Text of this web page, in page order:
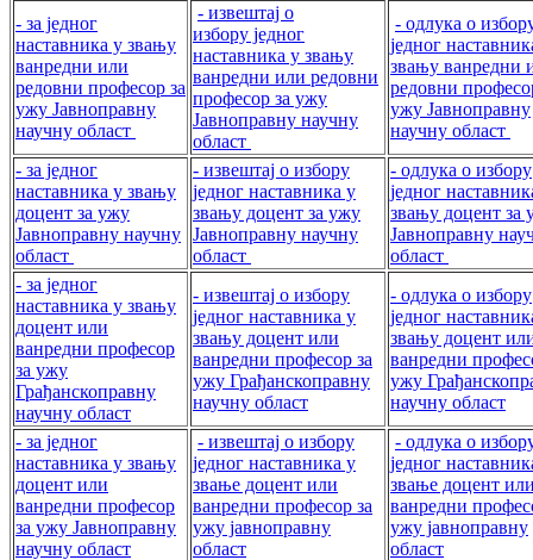
- за једног
наставника у звању
ванредни или
редовни професор за
ужу Јавноправну
научну област
- извештај о
избору једног
наставника у звању
ванредни или редовни
професор за ужу
Јавноправну научну
област
- одлука о
једног
звању ванредни
редовни
ужу Јавноправну
научну област
- за једног
наставника у звању
доцент за ужу
Јавноправну научну
област
- извештај о избору
једног наставника у
звању доцент за ужу
Јавноправну научну
област
- одлука о избору
једног
звању доцент за
Јавноправну
област
- за једног
наставника у звању
доцент или
ванредни професор
за ужу
Грађанскоправну
научну област
- извештај о избору
једног наставника у
звању доцент или
ванредни професор за
ужу Грађанскоправну
научну област
- одлука о избору
једног
звању доцент
ванредни
ужу
научну област
- за једног
наставника у звању
доцент или
ванредни професор
за ужу Јавноправну
научну област
- извештај о избору
једног наставника у
звање доцент или
ванредни професор за
ужу јавноправну
област
- одлука о
једног
звање доцент
ванредни
ужу јавноправну
област